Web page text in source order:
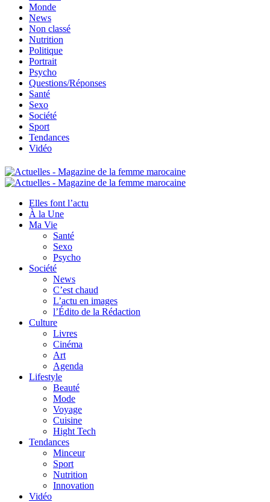
Monde
News
Non classé
Nutrition
Politique
Portrait
Psycho
Questions/Réponses
Santé
Sexo
Société
Sport
Tendances
Vidéo
Elles font l’actu
À la Une
Ma Vie
Santé
Sexo
Psycho
Société
News
C’est chaud
L’actu en images
l’Édito de la Rédaction
Culture
Livres
Cinéma
Art
Agenda
Lifestyle
Beauté
Mode
Voyage
Cuisine
Hight Tech
Tendances
Minceur
Sport
Nutrition
Innovation
Vidéo